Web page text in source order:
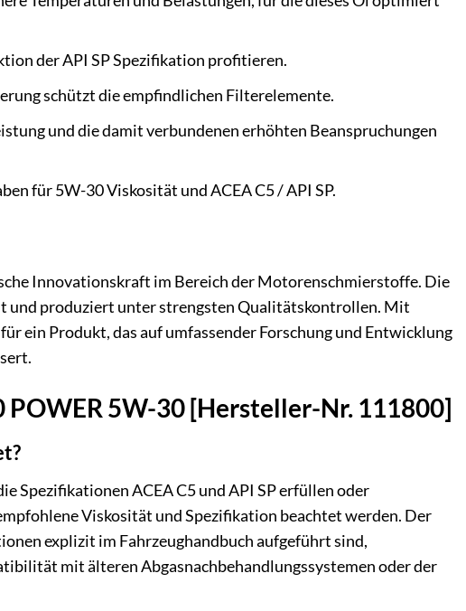
der API SP Spezifikation profitieren.
schützt die empfindlichen Filterelemente.
und die damit verbundenen erhöhten Beanspruchungen
für 5W-30 Viskosität und ACEA C5 / API SP.
Innovationskraft im Bereich der Motorenschmierstoffe. Die
und produziert unter strengsten Qualitätskontrollen. Mit
ein Produkt, das auf umfassender Forschung und Entwicklung
POWER 5W-30 [Hersteller-Nr. 111800]
Spezifikationen ACEA C5 und API SP erfüllen oder
Viskosität und Spezifikation beachtet werden. Der
explizit im Fahrzeughandbuch aufgeführt sind,
mit älteren Abgasnachbehandlungssystemen oder der